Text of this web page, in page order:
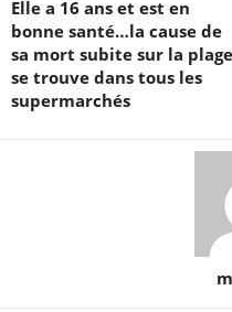
Elle a 16 ans et est en
bonne santé…la cause de
sa mort subite sur la plage
se trouve dans tous les
supermarchés